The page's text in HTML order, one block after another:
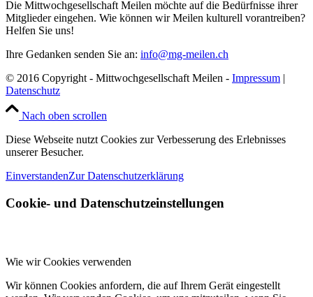
Die Mittwochgesellschaft Meilen möchte auf die Bedürfnisse ihrer
Mitglieder eingehen. Wie können wir Meilen kulturell vorantreiben?
Helfen Sie uns!
Ihre Gedanken senden Sie an: info@mg-meilen.ch
© 2016 Copyright - Mittwochgesellschaft Meilen - Impressum |
Datenschutz
Nach oben scrollen
Diese Webseite nutzt Cookies zur Verbesserung des Erlebnisses
unserer Besucher.
EinverstandenZur Datenschutzerklärung
Cookie- und Datenschutzeinstellungen
Wie wir Cookies verwenden
Wir können Cookies anfordern, die auf Ihrem Gerät eingestellt